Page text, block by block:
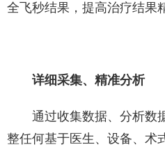
全飞秒结果，提高治疗结果
详细采集、精准分析
通过收集数据、分析数
整任何基于医生、设备、术